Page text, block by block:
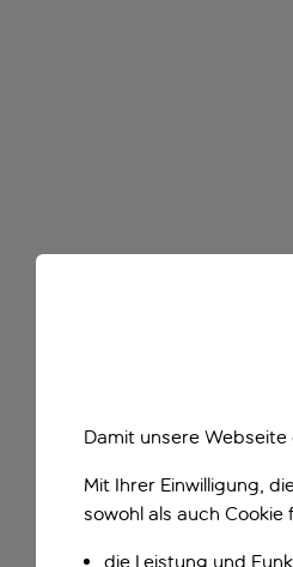
Damit unsere
Mit Ihrer Einwilligung,
sowohl als auch Cookie
die Leistung und